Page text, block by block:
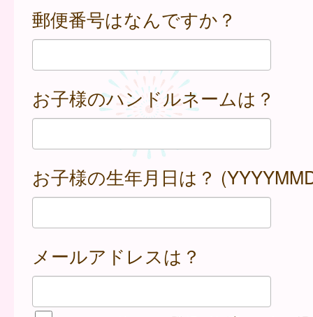
郵便番号はなんですか？
お子様のハンドルネームは？
お子様の生年月日は？
メールアドレスは？